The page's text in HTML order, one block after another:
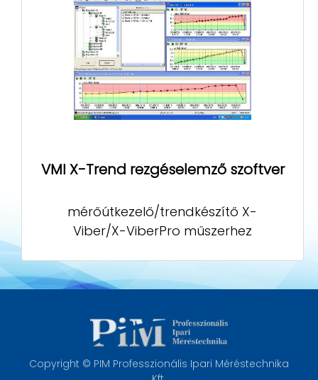
VMI X-Trend rezgéselemző szoftver
mérőútkezelő/trendkészítő X-
Viber/X-ViberPro műszerhez
Copyright © PIM Professzionális Ipari Méréstechnika